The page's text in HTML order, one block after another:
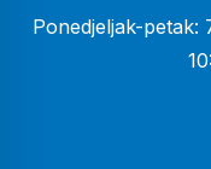
Ponedjeljak-petak: